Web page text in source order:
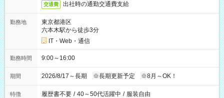
交通費 出社時の通勤交通費支給
勤務地
東京都港区
六本木駅から徒歩3分
IT・Web・通信
勤務時間 9:00～16:00
期間 2026/8/17～長期 ※長期更新予定 ※8月～OK！
特徴 履歴書不要 / 40～50代活躍中 / 服装自由